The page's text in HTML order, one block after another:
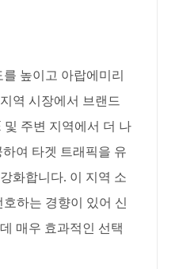
높이고 아랍에미리
역 시장에서 브랜드
및 주변 지역에서 더 나
여 타겟 트래픽을 유
화합니다. 이 지역 소
하는 경향이 있어 신
매우 효과적인 선택